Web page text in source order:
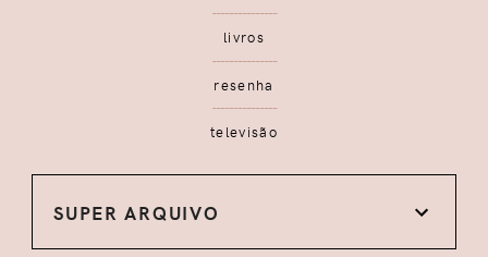
livros
resenha
televisão
SUPER ARQUIVO